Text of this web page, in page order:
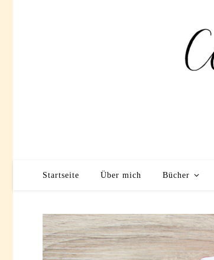
Startseite Über mich Bücher